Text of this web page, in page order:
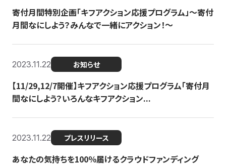
寄付月間特別企画「キフアクション応援プログラム」〜寄付
月間なにしよう？みんなで一緒にアクション！〜
2023.11.22 お知らせ
【11/29,12/7開催】キフアクション応援プログラム「寄付月
間なにしよう？いろんなキフアクション...
2023.11.22 プレスリリース
あなたの気持ちを100％届けるクラウドファンディング